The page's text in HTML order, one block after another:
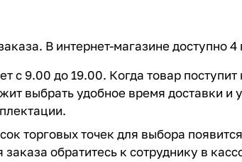
В интернет-магазине доступно 4
с 9.00 до 19.00. Когда товар
выбрать удобное время доставки и
торговых точек для выбора
обратитесь к сотруднику в